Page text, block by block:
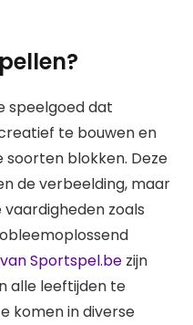
speelgoed dat
te bouwen en
blokken. Deze
de verbeelding, maar
zoals
Sportspel.be zijn
alle leeftijden te
komen in diverse